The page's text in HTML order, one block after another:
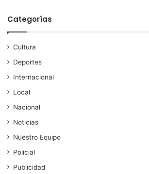
Categorías
Cultura
Deportes
Internacional
Local
Nacional
Noticias
Nuestro Equipo
Policial
Publicidad